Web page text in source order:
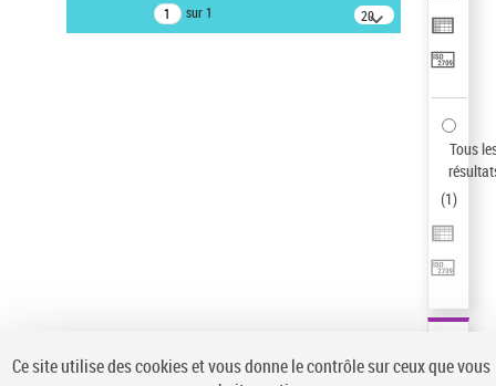
Type de notice d'autorité
sur 1
20
résultats/page
Tous
(1)
Ce site utilise des cookies et vous donne le contrôle sur ceux que vous